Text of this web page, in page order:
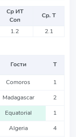
Ср ИТ
Соп
Ср. Т
1.2 2.1
Гости Т
Comoros 1
Madagascar 2
Equatorial 1
Algeria 4